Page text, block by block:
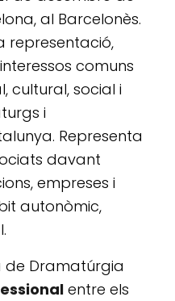
al Barcelonès.
representació,
comuns
cultural, social i
i
Representa
davant
empreses i
autonòmic,
de Dramatúrgia
entre els